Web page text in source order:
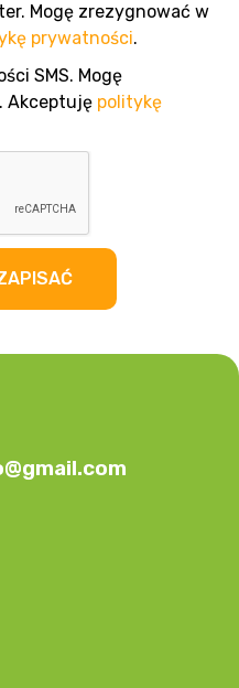
Mogę zrezygnować w
prywatności.
SMS. Mogę
Akceptuję politykę